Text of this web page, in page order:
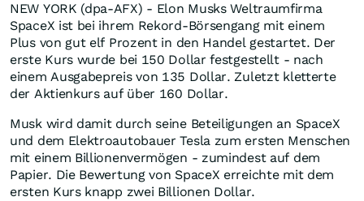
NEW YORK (dpa-AFX) - Elon Musks Weltraumfirma
SpaceX ist bei ihrem Rekord-Börsengang mit einem
Plus von gut elf Prozent in den Handel gestartet. Der
erste Kurs wurde bei 150 Dollar festgestellt - nach
einem Ausgabepreis von 135 Dollar. Zuletzt kletterte
der Aktienkurs auf über 160 Dollar.
Musk wird damit durch seine Beteiligungen an SpaceX
und dem Elektroautobauer Tesla zum ersten Menschen
mit einem Billionenvermögen - zumindest auf dem
Papier. Die Bewertung von SpaceX erreichte mit dem
ersten Kurs knapp zwei Billionen Dollar.